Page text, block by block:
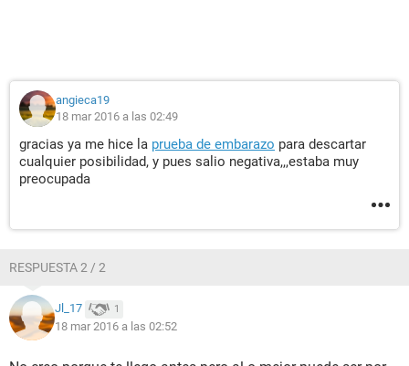
angieca19
18 mar 2016 a las 02:49
gracias ya me hice la prueba de embarazo para descartar
cualquier posibilidad, y pues salio negativa,,,estaba muy
preocupada
RESPUESTA 2 / 2
Jl_17 1
18 mar 2016 a las 02:52